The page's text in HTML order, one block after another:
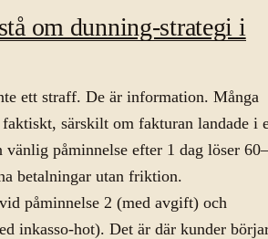
om dunning-strategi i
ett straff. De är information. Många
särskilt om fakturan landade i
vänlig påminnelse efter 1 dag löser 60–
betalningar utan friktion.
påminnelse 2 (med avgift) och
inkasso-hot). Det är där kunder